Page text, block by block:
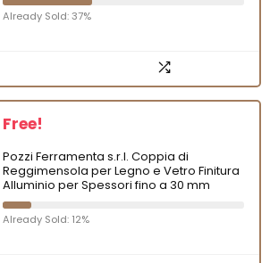
Already Sold: 37%
Free!
Pozzi Ferramenta s.r.l. Coppia di
Reggimensola per Legno e Vetro Finitura
Alluminio per Spessori fino a 30 mm
Already Sold: 12%